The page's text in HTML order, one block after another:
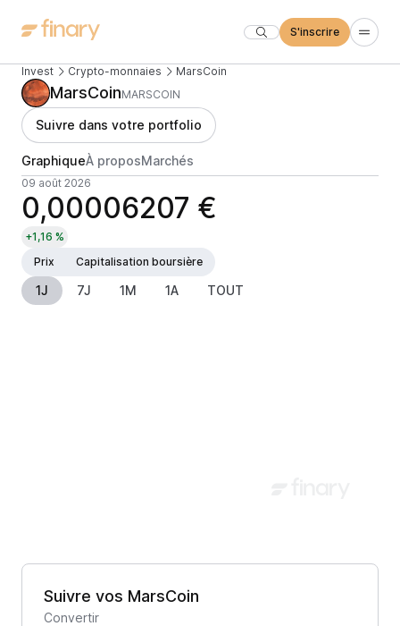
S'inscrire
Invest Crypto-monnaies MarsCoin
MarsCoinMARSCOIN
Suivre dans votre portfolio
GraphiqueÀ proposMarchés
09 août 2026
0,00006207 €
+1,16 %
Prix
Capitalisation boursière
1J 7J 1M 1A TOUT
Suivre vos MarsCoin
Convertir